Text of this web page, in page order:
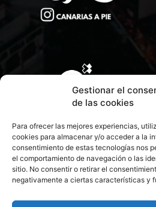
Gestionar el
de las cookies
Para ofrecer las mejores experiencias,
cookies para almacenar y/o acceder a la
consentimiento de estas tecnologías nos
el comportamiento de navegación o las
sitio. No consentir o retirar el
negativamente a ciertas características y
CONTACTA CON NOSOTROS